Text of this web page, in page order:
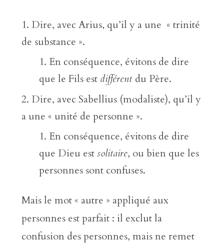
Dire, avec Arius, qu’il y a une « trinité
de substance ».
En conséquence, évitons de dire
que le Fils est différent du Père.
Dire, avec Sabellius (modaliste), qu’il y
a une « unité de personne ».
En conséquence, évitons de dire
que Dieu estsolitaire, ou bien que les
personnes sont confuses.
Mais le mot « autre » appliqué aux
personnes est parfait : il exclut la
confusion des personnes, mais ne remet